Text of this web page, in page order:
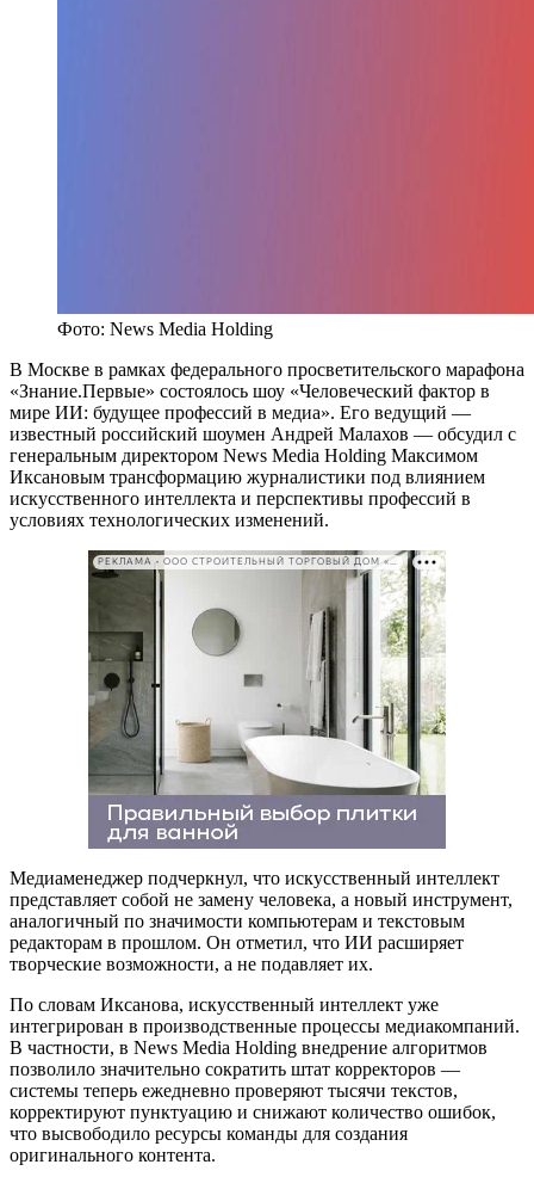
Фото: News Media Holding
В Москве в рамках федерального просветительского марафона
«Знание.Первые» состоялось шоу «Человеческий фактор в
мире ИИ: будущее профессий в медиа». Его ведущий —
известный российский шоумен Андрей Малахов — обсудил с
генеральным директором News Media Holding Максимом
Иксановым трансформацию журналистики под влиянием
искусственного интеллекта и перспективы профессий в
условиях технологических изменений.
РЕКЛАМА • ООО СТРОИТЕЛЬНЫЙ ТОРГОВЫЙ ДОМ «ПЕТРОВИЧ». ИНН: 7802348846
Медиаменеджер подчеркнул, что искусственный интеллект
представляет собой не замену человека, а новый инструмент,
аналогичный по значимости компьютерам и текстовым
редакторам в прошлом. Он отметил, что ИИ расширяет
творческие возможности, а не подавляет их.
По словам Иксанова, искусственный интеллект уже
интегрирован в производственные процессы медиакомпаний.
В частности, в News Media Holding внедрение алгоритмов
позволило значительно сократить штат корректоров —
системы теперь ежедневно проверяют тысячи текстов,
корректируют пунктуацию и снижают количество ошибок,
что высвободило ресурсы команды для создания
оригинального контента.